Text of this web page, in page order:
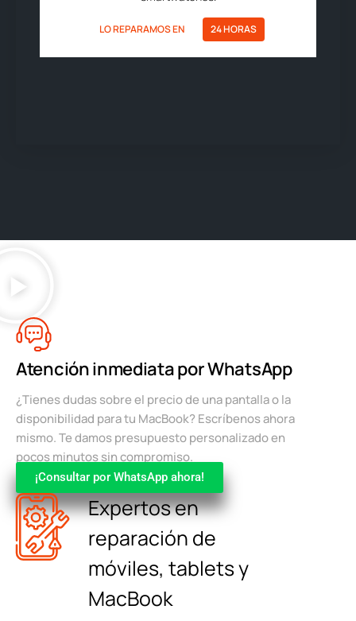
LO REPARAMOS EN 24 HORAS
Atención inmediata por WhatsApp
¿Tienes dudas sobre el precio de una pantalla o la
disponibilidad para tu MacBook? Escríbenos ahora
mismo. Te damos presupuesto personalizado en
pocos minutos sin compromiso.
¡Consultar por WhatsApp ahora!
Expertos en
reparación de
móviles, tablets y
MacBook